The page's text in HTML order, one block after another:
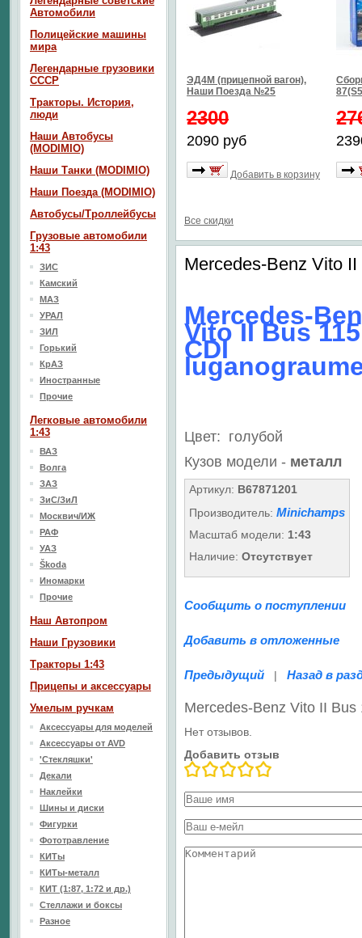
ЭД4М (прицепной вагон),
Наши Поезда №25
2300
2090 руб
Добавить в корзину
Все скидки
Mercedes-Benz Vito
Mercedes-
Vito II Bus 115
CDI
Цвет: голубой
Кузов модели - металл
Артикул: B67871201
Производитель: Minichamps
Масштаб модели: 1:43
Наличие: Отсутствует
Сообщить о поступлении
Добавить в отложенные
Предыдущий | Назад в
Mercedes-Benz Vito II
Нет отзывов.
Добавить отзыв
Автомобили
Полицейские машины
мира
Легендарные грузовики
СССР
Тракторы. История,
люди
Наши Автобусы
(MODIMIO)
Наши Танки (MODIMIO)
Наши Поезда (MODIMIO)
Автобусы/Троллейбусы
Грузовые автомобили
1:43
ЗИС
Камский
МАЗ
УРАЛ
ЗИЛ
Горький
КрАЗ
Иностранные
Прочие
Легковые автомобили
1:43
ВАЗ
Волга
ЗАЗ
ЗиС/ЗиЛ
Москвич/ИЖ
РАФ
УАЗ
Škoda
Иномарки
Прочие
Наш Aвтопром
Наши Грузовики
Тракторы 1:43
Прицепы и аксессуары
Умелым ручкам
Аксессуары для моделей
Аксессуары от AVD
'Стекляшки'
Декали
Наклейки
Шины и диски
Фигурки
Фототравление
КИТы
КИТы-металл
КИТ (1:87, 1:72 и др.)
Стеллажи и боксы
Разное